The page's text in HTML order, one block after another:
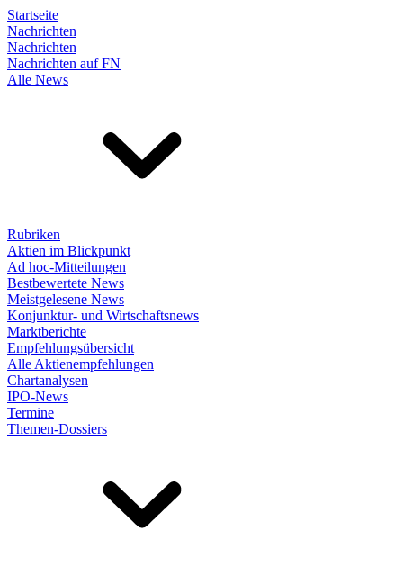
Startseite
Nachrichten
Nachrichten
Nachrichten auf FN
Alle News
Rubriken
Aktien im Blickpunkt
Ad hoc-Mitteilungen
Bestbewertete News
Meistgelesene News
Konjunktur- und Wirtschaftsnews
Marktberichte
Empfehlungsübersicht
Alle Aktienempfehlungen
Chartanalysen
IPO-News
Termine
Themen-Dossiers